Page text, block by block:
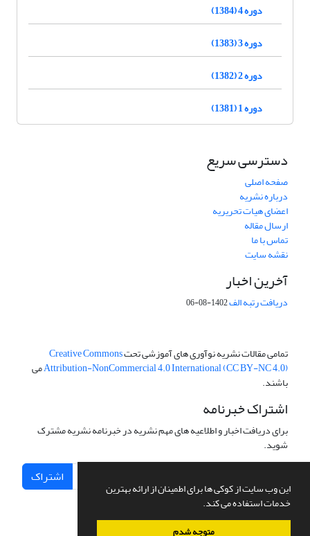
این وب سایت از کوکی ها برای اطمینان از ارائه بهترین
خدمات استفاده می کند.
متوجه شدم
دوره 4 (1384)
دوره 3 (1383)
دوره 2 (1382)
دوره 1 (1381)
دسترسی سریع
صفحه اصلی
درباره نشریه
اعضای هیات تحریریه
ارسال مقاله
تماس با ما
نقشه سایت
آخرین اخبار
دریافت رتبه الف1402-08-06
تمامی مقالات نشریه نوآوری های آموزشی تحتCreative Commons
Attribution-NonCommercial 4.0 International (CC BY-NC 4.0)می
باشند.
اشتراک خبرنامه
برای دریافت اخبار و اطلاعیه های مهم نشریه در خبرنامه نشریه مشترک
شوید.
اشتراک